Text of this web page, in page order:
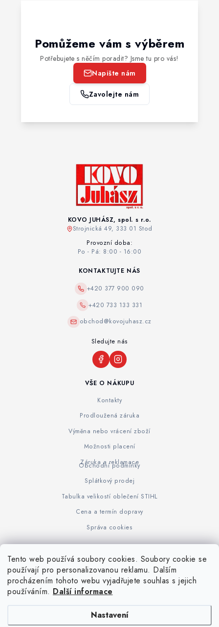
Tento web používá soubory cookies. Soubory cookie se
používají pro personalizovanou reklamu. Dalším
procházením tohoto webu vyjadřujete souhlas s jejich
používáním. Další informace
Nastavení
Pomůžeme vám s výběrem
Potřebujete s něčím poradit? Jsme tu pro vás!
Napište nám
Zavolejte nám
KOVO JUHÁSZ, spol. s r.o.
Strojnická 49, 333 01 Stod
Provozní doba:
Po - Pá: 8:00 - 16:00
VŠE O NÁKUPU
Kontakty
Prodloužená záruka
Výměna nebo vrácení zboží
Možnosti placení
Záruka a reklamace
Obchodní podmínky
Splátkový prodej
Tabulka velikostí oblečení STIHL
Cena a termín dopravy
Správa cookies
KONTAKTUJTE NÁS
+420 377 900 090
+420 733 133 331
obchod@kovojuhasz.cz
Sledujte nás
www.KOVOJUHASZ.cz Výrobce STIHL STIHL Timbersport